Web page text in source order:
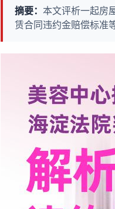
摘要： 本文评析一起房
赁合同违约金赔偿标准